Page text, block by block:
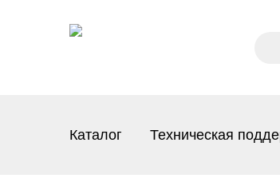
Каталог Техническая